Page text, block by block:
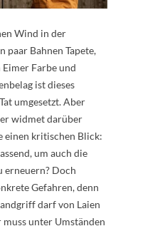
Wind in der
paar Bahnen Tapete,
Farbe und
ist dieses
umgesetzt. Aber
widmet darüber
einen kritischen Blick:
um auch die
erneuern? Doch
Gefahren, denn
darf von Laien
unter Umständen